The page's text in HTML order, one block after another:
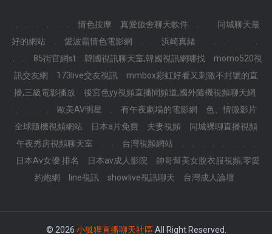
情色按摩 真愛旅舍聊天軟件
同城聊天最
好的網站
愛波霸情色電影網 浜崎真緒
85街官網st 韓國視訊聊天室,韓國視訊網哪找
momo520視
訊交友網
173live交友視訊
mmbox彩虹好看又刺激不封號的直
播,三級電影播放
後宮色yy視頻直播間頻道,國外隨機視頻聊天網
歐美AV明星 有午夜劇場的電影網
色、情微影片
全球隨機視頻網站
日本a片免費 夫妻視頻
同城裸聊直播視頻
午夜秀房視頻聊天室
台灣視頻網站
日本Av女優 排名
日本av成人影院
帥哥幫美女脫衣服視頻,零愛
約炮網
line視訊 showlive視訊聊天 台灣成人論壇
© 2026 小狐狸直播聊天社區All Right Reserved.